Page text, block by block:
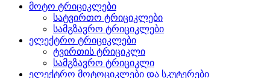
მოტო ტრიციკლები
სატვირთო ტრიციკლები
სამგზავრო ტრიციკლები
ელექტრო ტრიციკლები
ტვირთის ტრიციკლი
სამგზავრო ტრიციკლი
ელექტრო მოტოციკლები და სკუტერები